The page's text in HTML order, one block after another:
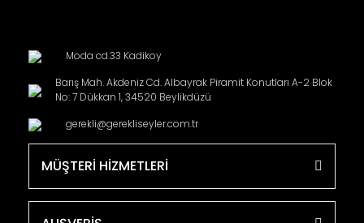
Moda cd.33 Kadikoy
Barış Mah. Akdeniz Cd. Albayrak Piramit Konutları A-2 Blok
No: 7 Dükkan 1, 34520 Beylikdüzü
gerekli@gerekliseyler.com.tr
MÜŞTERİ HİZMETLERİ